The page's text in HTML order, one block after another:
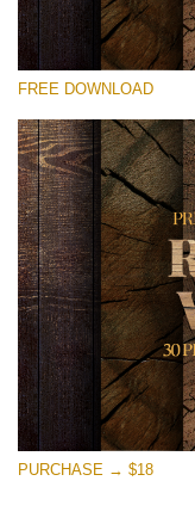
Small 800*533px
Rustic Wood
(30 Textures)
Large 6000*4000px
Entire Collection
(1783 Overlays)
Large 6000*4000px
FREE DOWNLOAD
PURCHASE → $18